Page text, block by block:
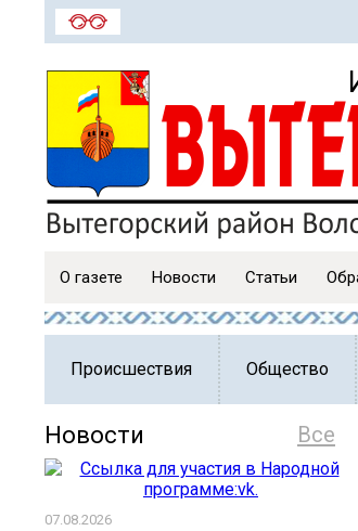
О газете Новости Статьи
Происшествия Общество
Все
Новости
07.08.2026